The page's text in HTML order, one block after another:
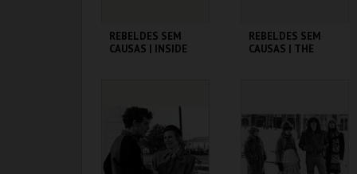
REBELDES SEM
CAUSAS | INSIDE
MAIS INFO
COMPRAR
REBELDES SEM
CAUSAS | THE
MAIS INFO
COMPRAR